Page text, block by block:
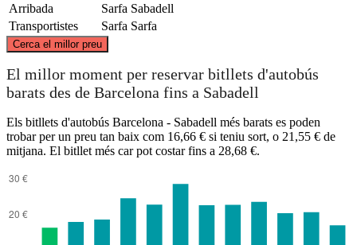
Arribada
Sarfa Sabadell
Transportistes
Sarfa Sarfa
Cerca el millor preu
El millor moment per reservar bitllets d'autobús
barats des de Barcelona fins a Sabadell
Els bitllets d'autobús Barcelona - Sabadell més barats es poden
trobar per un preu tan baix com 16,66 € si teniu sort, o 21,55 € de
mitjana. El bitllet més car pot costar fins a 28,68 €.